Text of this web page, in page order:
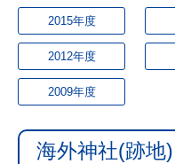
2015年度
2012年度
2009年度
海外神社(跡地